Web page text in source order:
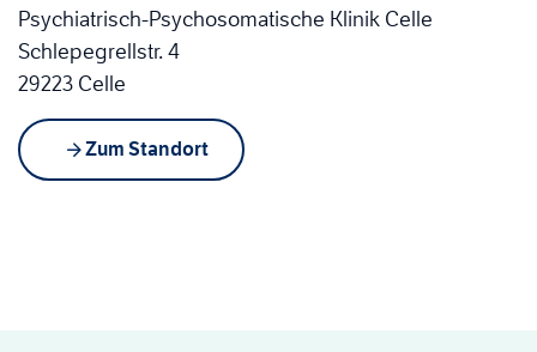
Psychiatrisch-Psychosomatische Klinik Celle
Schlepegrellstr. 4
29223 Celle
Zum Standort